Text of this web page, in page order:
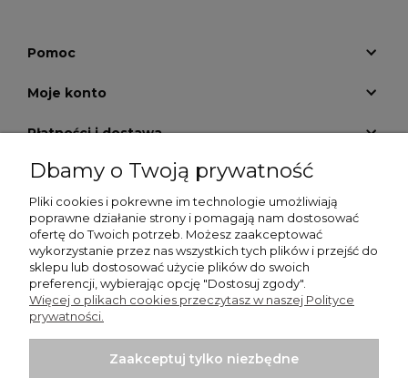
Pomoc
Moje konto
Płatności i dostawa
Informacje
O nas
GALERIA KRATEK
Dbamy o Twoją prywatność
Pliki cookies i pokrewne im technologie umożliwiają
poprawne działanie strony i pomagają nam dostosować
ofertę do Twoich potrzeb. Możesz zaakceptować
wykorzystanie przez nas wszystkich tych plików i przejść do
sklepu lub dostosować użycie plików do swoich
preferencji, wybierając opcję "Dostosuj zgody".
Więcej o plikach cookies przeczytasz w naszej Polityce
prywatności.
Zaakceptuj tylko niezbędne